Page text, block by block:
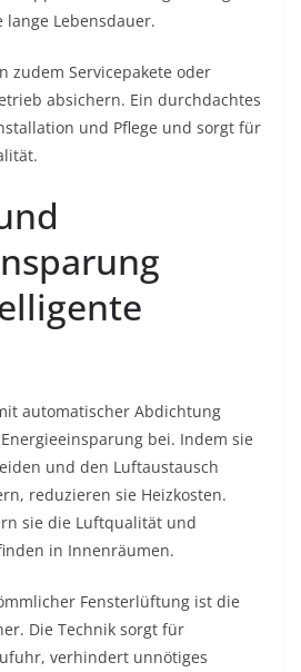
Lebensdauer.
zudem Servicepakete oder
absichern. Ein durchdachtes
und Pflege und sorgt für
automatischer Abdichtung
bei. Indem sie
und den Luftaustausch
reduzieren sie Heizkosten.
sie die Luftqualität und
in Innenräumen.
Fensterlüftung ist die
Die Technik sorgt für
verhindert unnötiges